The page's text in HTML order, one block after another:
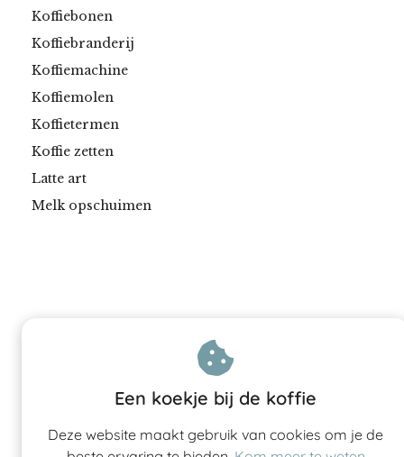
Koffiebonen
Koffiebranderij
Koffiemachine
Koffiemolen
Koffietermen
Koffie zetten
Latte art
Melk opschuimen
Een koekje bij de koffie
Deze website maakt gebruik van cookies om je de